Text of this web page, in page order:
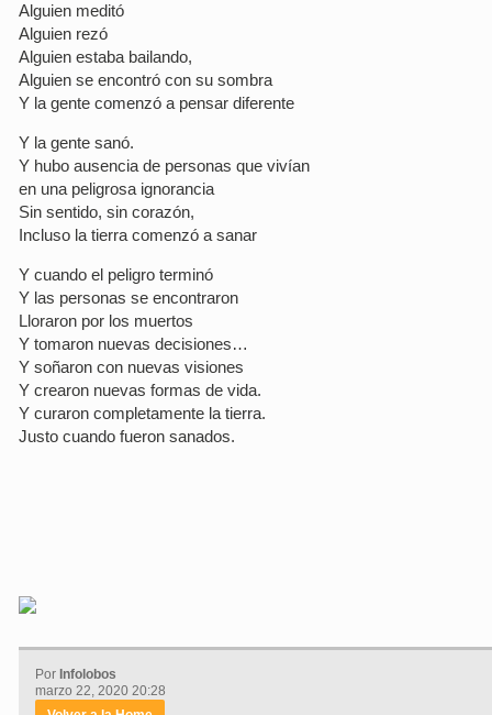
Alguien meditó
Alguien rezó
Alguien estaba bailando,
Alguien se encontró con su sombra
Y la gente comenzó a pensar diferente
Y la gente sanó.
Y hubo ausencia de personas que vivían
en una peligrosa ignorancia
Sin sentido, sin corazón,
Incluso la tierra comenzó a sanar
Y cuando el peligro terminó
Y las personas se encontraron
Lloraron por los muertos
Y tomaron nuevas decisiones…
Y soñaron con nuevas visiones
Y crearon nuevas formas de vida.
Y curaron completamente la tierra.
Justo cuando fueron sanados.
Por Infolobos
marzo 22, 2020 20:28